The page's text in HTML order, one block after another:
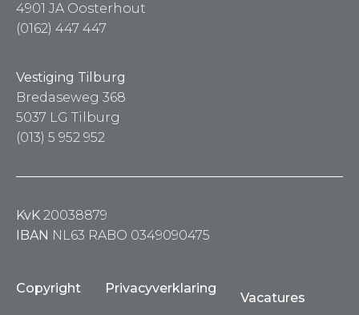
4901 JA Oosterhout
(0162) 447 447
Vestiging Tilburg
Bredaseweg 368
5037 LG Tilburg
(013) 5 952 952
KvK 20038879
IBAN NL63 RABO 0349090475
Copyright Privacyverklaring
Vacatures